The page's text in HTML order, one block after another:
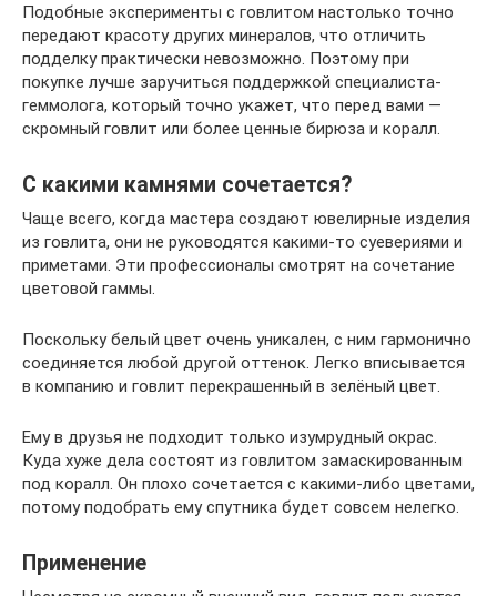
Подобные эксперименты с говлитом настолько точно
передают красоту других минералов, что отличить
подделку практически невозможно. Поэтому при
покупке лучше заручиться поддержкой специалиста-
геммолога, который точно укажет, что перед вами —
скромный говлит или более ценные бирюза и коралл.
С какими камнями сочетается?
Чаще всего, когда мастера создают ювелирные изделия
из говлита, они не руководятся какими-то суевериями и
приметами. Эти профессионалы смотрят на сочетание
цветовой гаммы.
Поскольку белый цвет очень уникален, с ним гармонично
соединяется любой другой оттенок. Легко вписывается
в компанию и говлит перекрашенный в зелёный цвет.
Ему в друзья не подходит только изумрудный окрас.
Куда хуже дела состоят из говлитом замаскированным
под коралл. Он плохо сочетается с какими-либо цветами,
потому подобрать ему спутника будет совсем нелегко.
Применение